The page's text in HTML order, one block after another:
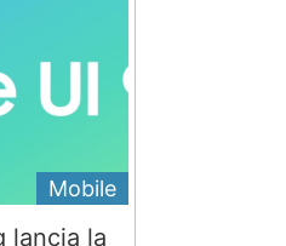
Mobile
lancia la